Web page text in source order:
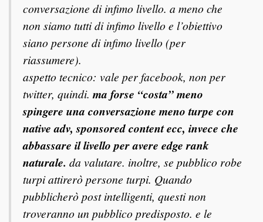
conversazione di infimo livello. a meno che
non siamo tutti di infimo livello e l’obiettivo
siano persone di infimo livello (per
riassumere).
aspetto tecnico: vale per facebook, non per
twitter, quindi. ma forse “costa” meno
spingere una conversazione meno turpe con
native adv, sponsored content ecc, invece che
abbassare il livello per avere edge rank
naturale. da valutare. inoltre, se pubblico robe
turpi attirerò persone turpi. Quando
pubblicherò post intelligenti, questi non
troveranno un pubblico predisposto. e le